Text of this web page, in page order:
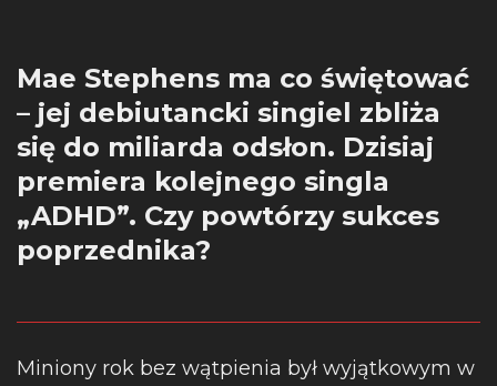
Mae Stephens ma co świętować
– jej debiutancki singiel zbliża
się do miliarda odsłon. Dzisiaj
premiera kolejnego singla
„ADHD”. Czy powtórzy sukces
poprzednika?
Miniony rok bez wątpienia był wyjątkowym w